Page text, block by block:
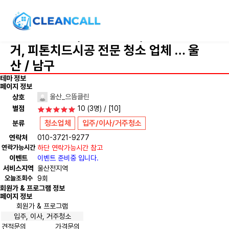
울산 <으뜸클린> 청소전문 ❤️ 입주청소,
리모델링청소, 진환경세제, 새집증후군제
거, 피톤치드시공 전문 청소 업체 … 울
산 / 남구
테마 정보
페이지 정보
상호
울산_으뜸클린
별점
10 (3명) / [10]
분류
청소업체 입주/이사/거주청소
연락처 010-3721-9277
연락가능시간 하단 연락가능시간 참고
이벤트
이벤트 준비중 입니다.
서비스지역 울산전지역
오늘조회수
9회
회원가 & 프로그램 정보
페이지 정보
회원가 & 프로그램
입주, 이사, 거주청소
견적문의
가격문의